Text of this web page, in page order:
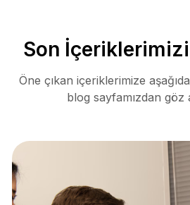
Son
Öne çıkan içeriklerimize
blog sayfamızdan göz